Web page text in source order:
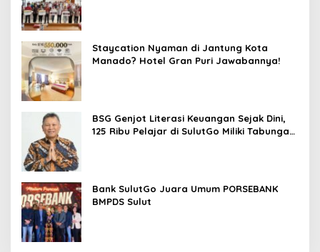
Staycation Nyaman di Jantung Kota
Manado? Hotel Gran Puri Jawabannya!
BSG Genjot Literasi Keuangan Sejak Dini,
125 Ribu Pelajar di SulutGo Miliki Tabungan
Bank SulutGo Juara Umum PORSEBANK
BMPDS Sulut